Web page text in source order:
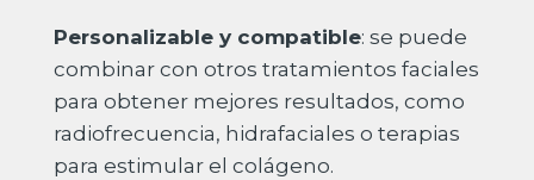
Personalizable y compatible: se puede
combinar con otros tratamientos faciales
para obtener mejores resultados, como
radiofrecuencia, hidrafaciales o terapias
para estimular el colágeno.